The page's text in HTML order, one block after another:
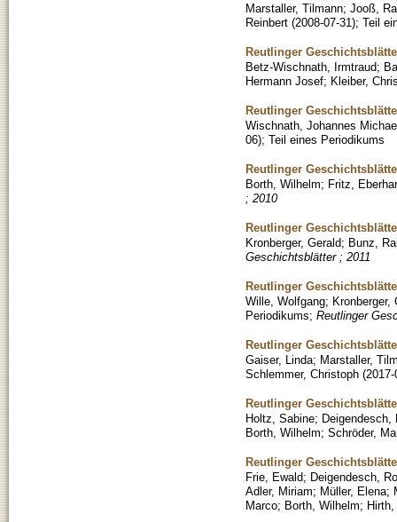
Marstaller, Tilmann; Jooß,
Reinbert (2008-07-31); Teil
Reutlinger
Betz-Wischnath, Irmtraud;
Hermann Josef; Kleiber,
Reutlinger
Wischnath, Johannes
06); Teil eines Periodikums
Reutlinger
Borth, Wilhelm; Fritz,
; 2010
Reutlinger
Kronberger, Gerald; Bunz,
Geschichtsblätter ; 2011
Reutlinger
Wille, Wolfgang; Kronberger,
Periodikums; Reutlinger
Reutlinger
Gaiser, Linda; Marstaller,
Schlemmer, Christoph (
Reutlinger
Holtz, Sabine; Deigendesch,
Borth, Wilhelm; Schröder,
Reutlinger
Frie, Ewald; Deigendesch,
Adler, Miriam; Müller, Elena;
Marco; Borth, Wilhelm; Hirth,